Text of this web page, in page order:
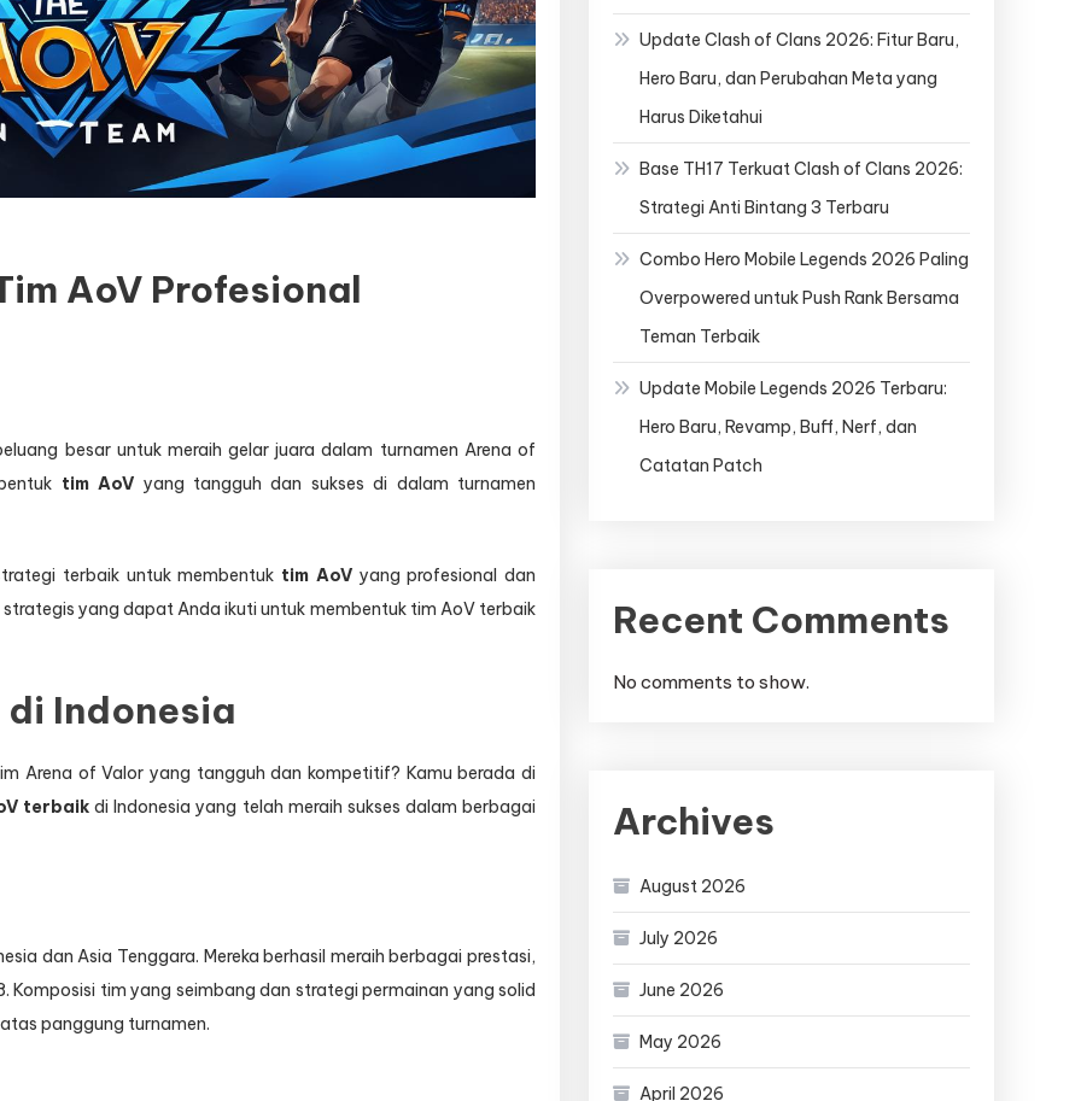
AoV Profesional
besar untuk meraih gelar juara dalam turnamen Arena of
tim AoV yang tangguh dan sukses di dalam turnamen
terbaik untuk membentuk tim AoVyang profesional dan
yang dapat Anda ikuti untuk membentuk tim AoV terbaik
Indonesia
Arena of Valor yang tangguh dan kompetitif? Kamu berada di
terbaik di Indonesia yang telah meraih sukses dalam berbagai
dan Asia Tenggara. Mereka berhasil meraih berbagai prestasi,
Komposisi tim yang seimbang dan strategi permainan yang solid
panggung turnamen.
Update Clash of Clans 2026: Fitur Baru,
Hero Baru, dan Perubahan Meta yang
Harus Diketahui
Base TH17 Terkuat Clash of Clans 2026:
Strategi Anti Bintang 3 Terbaru
Combo Hero Mobile Legends 2026 Paling
Overpowered untuk Push Rank Bersama
Teman Terbaik
Update Mobile Legends 2026 Terbaru:
Hero Baru, Revamp, Buff, Nerf, dan
Catatan Patch
Recent Comments
No comments to show.
Archives
August 2026
July 2026
June 2026
May 2026
April 2026